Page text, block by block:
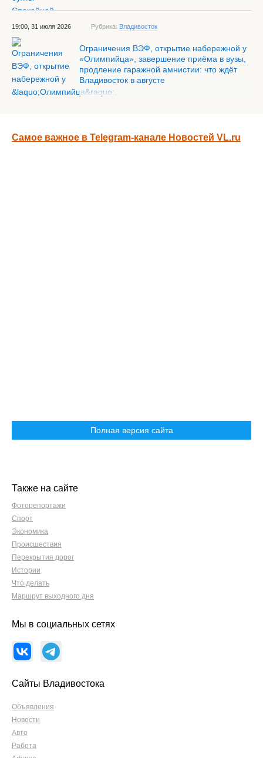
19:00, 31 июля 2026 Рубрика: Владивосток
Ограничения ВЭФ, открытие набережной у
«Олимпийца», завершение приёма в вузы,
продление гаражной амнистии: что ждёт
Владивосток в августе
Самое важное в Telegram-канале Новостей VL.ru
Полная версия сайта
Также на сайте
Фоторепортажи
Спорт
Экономика
Происшествия
Перекрытия дорог
Истории
Что делать
Маршрут выходного дня
Мы в социальных сетях
Сайты Владивостока
Объявления
Новости
Авто
Работа